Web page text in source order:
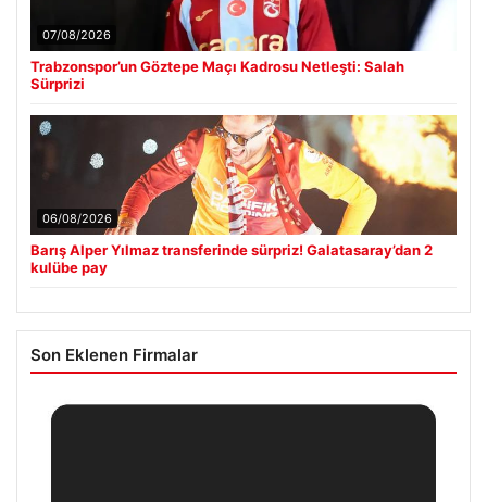
07/08/2026
Trabzonspor’un Göztepe Maçı Kadrosu Netleşti: Salah
Sürprizi
06/08/2026
Barış Alper Yılmaz transferinde sürpriz! Galatasaray’dan 2
kulübe pay
Son Eklenen Firmalar